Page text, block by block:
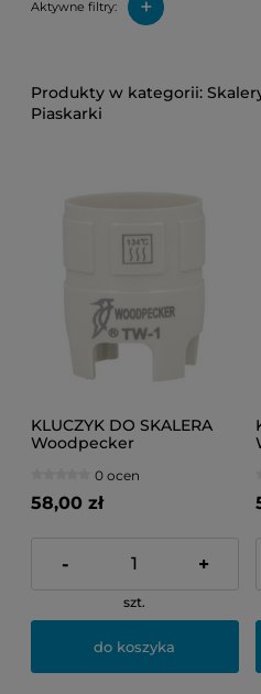
Aktywne filtry: +
Piaskarki
KLUCZYK DO SKALERA
Woodpecker
0 ocen
58,00 zł
- +
szt.
do koszyka